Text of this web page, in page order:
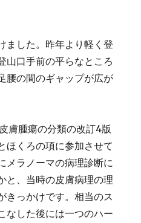
ました。昨年より軽く登
山口手前の平らなところ
腰の間のギャップが広が
腫瘍の分類の改訂4版
ほくろの項に参加させて
メラノーマの病理診断に
と、当時の皮膚病理の理
きっかけです。相当のス
なした後には一つのハー